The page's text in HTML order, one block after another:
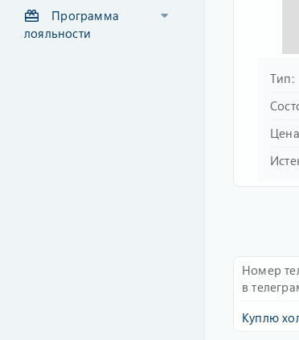
Программа
лояльности
Тип
Цена
Номер
в
Куплю